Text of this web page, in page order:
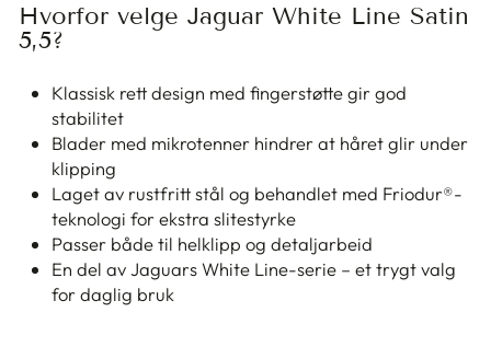
Hvorfor velge Jaguar White Line Satin
5,5?
Klassisk rett design med fingerstøtte gir god
stabilitet
Blader med mikrotenner hindrer at håret glir under
klipping
Laget av rustfritt stål og behandlet med Friodur®-
teknologi for ekstra slitestyrke
Passer både til helklipp og detaljarbeid
En del av Jaguars White Line-serie – et trygt valg
for daglig bruk